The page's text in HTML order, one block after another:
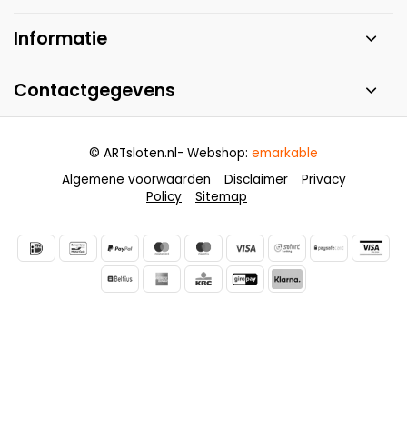
Informatie
Contactgegevens
Algemene voorwaarden Disclaimer
Privacy
Policy
Sitemap
© ARTsloten.nl- Webshop: emarkable